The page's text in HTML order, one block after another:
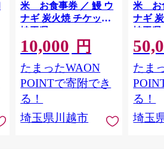
米 お食事券 ／ 鰻 ウ
ナギ 炭火焼 チケット
埼玉県
10,000 円
たまったWAON
POINTで寄附でき
る！
埼玉県川越市
米 お
ナギ
埼玉県
たま
る！
埼玉